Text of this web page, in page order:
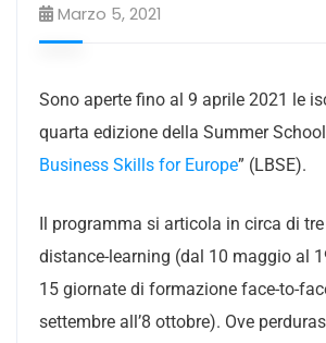
Marzo 5, 2021
Sono aperte fino al 9 aprile 2021 le
quarta edizione della Summer
Business Skills for Europe” (LBSE).
Il programma si articola in circa di
distance-learning (dal 10 maggio al
15 giornate di formazione face-to-
settembre all’8 ottobre). Ove